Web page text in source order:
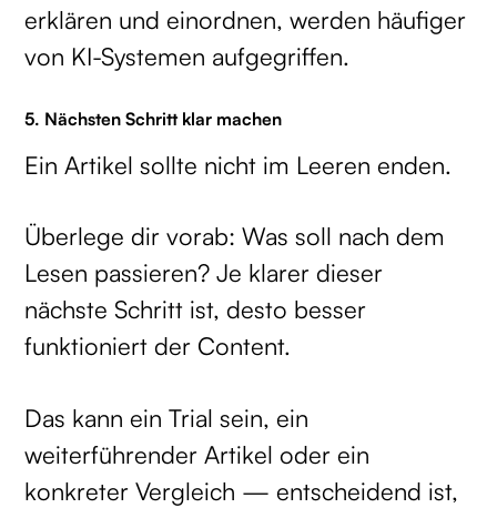
erklären und einordnen, werden häufiger
von KI-Systemen aufgegriffen.
5. Nächsten Schritt klar machen
Ein Artikel sollte nicht im Leeren enden.
Überlege dir vorab: Was soll nach dem
Lesen passieren? Je klarer dieser
nächste Schritt ist, desto besser
funktioniert der Content.
Das kann ein Trial sein, ein
weiterführender Artikel oder ein
konkreter Vergleich — entscheidend ist,